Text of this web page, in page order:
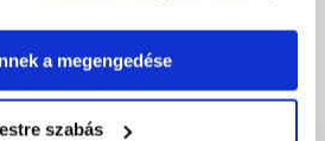
a megengedése
szabás